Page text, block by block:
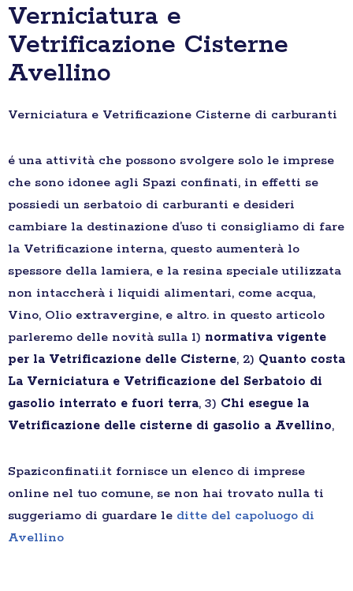
Verniciatura e
Vetrificazione Cisterne
Avellino
Verniciatura e Vetrificazione Cisterne di carburanti
é una attività che possono svolgere solo le imprese
che sono idonee agli Spazi confinati, in effetti se
possiedi un serbatoio di carburanti e desideri
cambiare la destinazione d’uso ti consigliamo di fare
la Vetrificazione interna, questo aumenterà lo
spessore della lamiera, e la resina speciale utilizzata
non intaccherà i liquidi alimentari, come acqua,
Vino, Olio extravergine, e altro. in questo articolo
parleremo delle novità sulla 1) normativa vigente
per la Vetrificazione delle Cisterne, 2) Quanto costa
La Verniciatura e Vetrificazione del Serbatoio di
gasolio interrato e fuori terra, 3) Chi esegue la
Vetrificazione delle cisterne di gasolio a Avellino,
Spaziconfinati.it fornisce un elenco di imprese
online nel tuo comune, se non hai trovato nulla ti
suggeriamo di guardare le ditte del capoluogo di
Avellino